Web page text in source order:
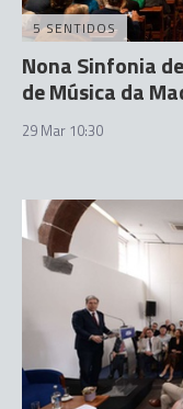
5 SENTIDOS
Nona Sinfonia
de Música da
29 Mar 10:30